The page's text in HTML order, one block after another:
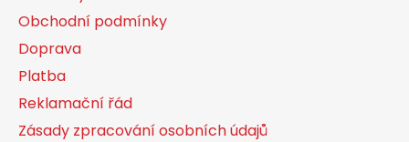
Obchodní podmínky
Doprava
Platba
Reklamační řád
Zásady zpracování osobních údajů